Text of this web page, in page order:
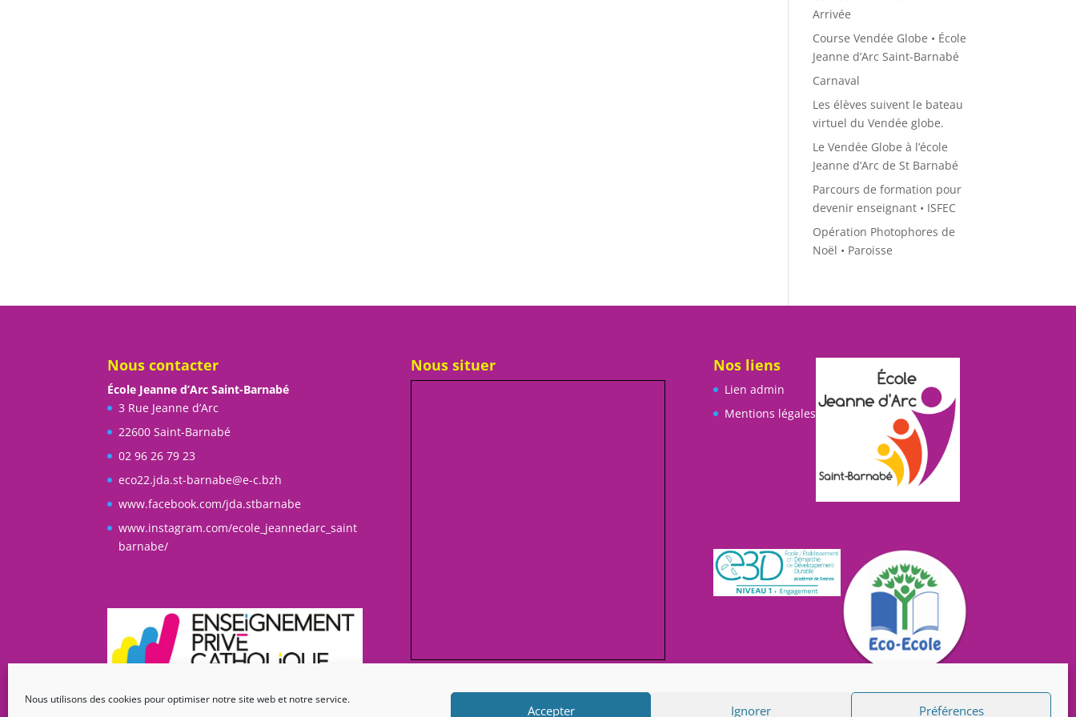
Nous utilisons des cookies pour optimiser notre site web et notre service.
Accepter Ignorer Préférences
Arrivée
Course Vendée Globe • École
Jeanne d’Arc Saint-Barnabé
Carnaval
Les élèves suivent le bateau
virtuel du Vendée globe.
Le Vendée Globe à l’école
Jeanne d’Arc de St Barnabé
Parcours de formation pour
devenir enseignant • ISFEC
Opération Photophores de
Noël • Paroisse
Nous contacter
École Jeanne d’Arc Saint-Barnabé
3 Rue Jeanne d’Arc
22600 Saint-Barnabé
02 96 26 79 23
eco22.jda.st-barnabe@e-c.bzh
www.facebook.com/jda.stbarnabe
www.instagram.com/ecole_jeannedarc_saint
barnabe/
Nous situer Nos liens
Lien admin
Mentions légales